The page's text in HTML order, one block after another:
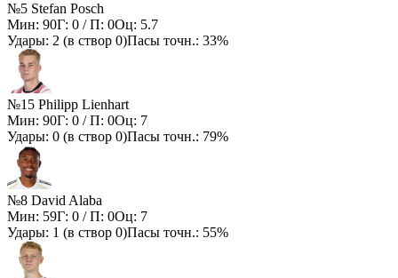
№5 Stefan Posch
Мин: 90Г: 0 / П: 0Оц: 5.7
Удары: 2 (в створ 0)Пасы точн.: 33%
№15 Philipp Lienhart
Мин: 90Г: 0 / П: 0Оц: 7
Удары: 0 (в створ 0)Пасы точн.: 79%
№8 David Alaba
Мин: 59Г: 0 / П: 0Оц: 7
Удары: 1 (в створ 0)Пасы точн.: 55%